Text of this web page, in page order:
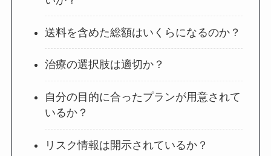
送料を含めた総額はいくらになるのか？
治療の選択肢は適切か？
自分の目的に合ったプランが用意されて
いるか？
リスク情報は開示されているか？